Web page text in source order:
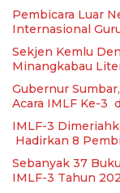
Pembicara Luar
Internasional
Sekjen Kemlu
Minangkabau
Gubernur
IMLF-3
Sebanyak 37